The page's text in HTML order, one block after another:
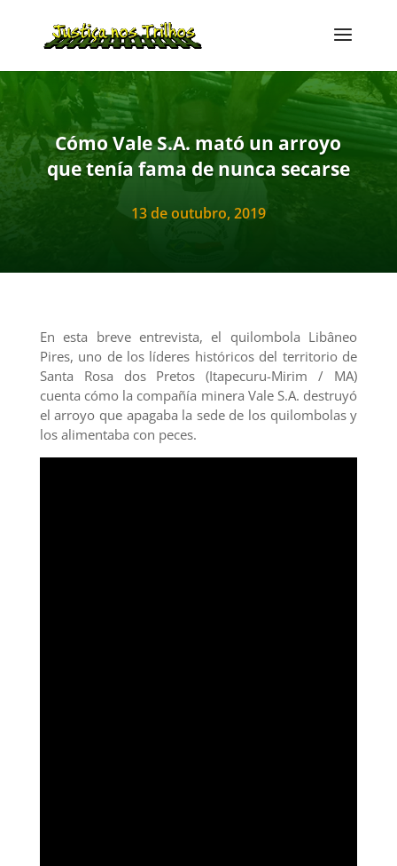
Cómo Vale S.A. mató un arroyo
que tenía fama de nunca secarse
13 de outubro, 2019
En esta breve entrevista, el quilombola Libâneo
Pires, uno de los líderes históricos del territorio de
Santa Rosa dos Pretos (Itapecuru-Mirim / MA)
cuenta cómo la compañía minera Vale S.A. destruyó
el arroyo que apagaba la sede de los quilombolas y
los alimentaba con peces.